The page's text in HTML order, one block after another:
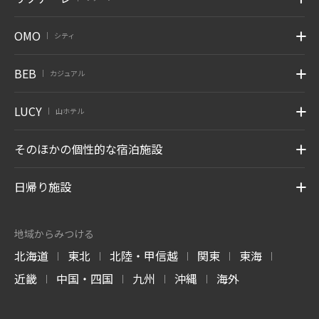
OMO シティ
BEB カジュアル
LUCY 山ホテル
そのほかの個性的な宿泊施設
日帰り施設
地域からみつける
北海道 | 東北 | 北陸・甲信越 | 関東 | 東海 |
近畿 | 中国・四国 | 九州 | 沖縄 | 海外